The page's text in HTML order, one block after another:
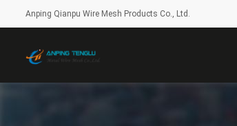
Anping Qianpu Wire Mesh Products Co., Ltd.